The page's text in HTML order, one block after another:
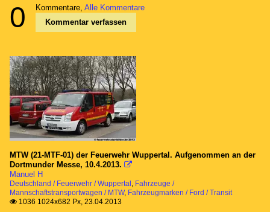
0 Kommentare, Alle Kommentare
Kommentar verfassen
MTW (21-MTF-01) der Feuerwehr Wuppertal. Aufgenommen an der
Dortmunder Messe, 10.4.2013. 
Manuel H
Deutschland / Feuerwehr / Wuppertal Fahrzeuge /
Mannschaftstransportwagen / MTW, Fahrzeugmarken / Ford / Transit
 1036 1024x682 Px, 23.04.2013